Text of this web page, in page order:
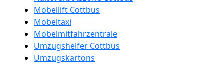
Möbellift Cottbus
Möbeltaxi
Möbelmitfahrzentrale
Umzugshelfer Cottbus
Umzugskartons